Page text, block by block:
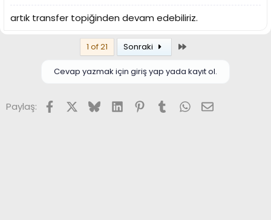
artık transfer topiğinden devam edebiliriz.
1 of 21 Sonraki
Cevap yazmak için giriş yap yada kayıt ol.
Paylaş: FacebookX (Twitter)
BlueskyLinkedInPinterest
TumblrWhatsApp
E-posta